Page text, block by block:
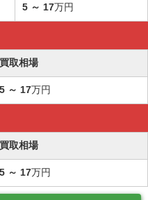
5 ～ 17万円
買取相場
5 ～ 17万円
買取相場
5 ～ 17万円